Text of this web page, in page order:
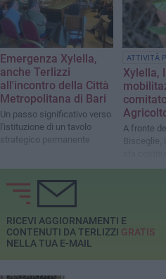
Emergenza Xylella,
anche Terlizzi
all'incontro della Città
Metropolitana di Bari
Un passo significativo verso
l'istituzione di un tavolo
strategico permanente
ATTIVITÀ
Xylella,
A fronte
Bisceglie,
sta
operativo
RICEVI AGGIORNAMENTI E
CONTENUTI DA TERLIZZI GRATIS
NELLA TUA E-MAIL